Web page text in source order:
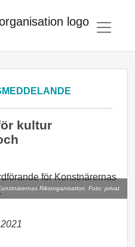
kultur
Riksorganisation. Foto: privat.